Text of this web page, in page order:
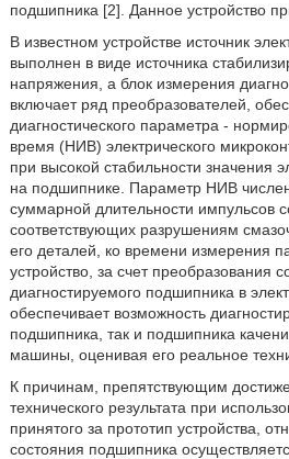
подшипника [2]. Данное устройство
В известном устройстве источник
выполнен в виде источника
напряжения, а блок измерения
включает ряд преобразователей,
диагностического параметра -
время (НИВ) электрического
при высокой стабильности значения
на подшипнике. Параметр НИВ
суммарной длительности импульсов
соответствующих разрушениям
его деталей, ко времени измерения
устройство, за счет преобразования
диагностируемого подшипника в
обеспечивает возможность
подшипника, так и подшипника
машины, оценивая его реальное
К причинам, препятствующим
технического результата при
принятого за прототип устройства,
состояния подшипника